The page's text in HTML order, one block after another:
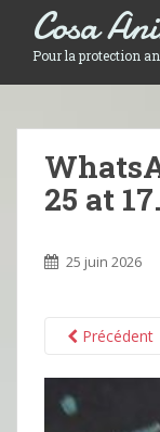
Cosa
Pour la protection
25 at
25 juin 2026
Précédent